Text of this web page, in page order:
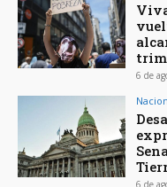
6 de
6 de